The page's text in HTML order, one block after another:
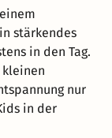
stärkendes
in den Tag.
kleinen
nur
in der